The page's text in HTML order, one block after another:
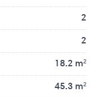
2
2
18.2 m²
45.3 m²